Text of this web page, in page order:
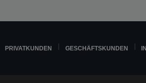
PRIVATKUNDEN GESCHÄFTSKUNDEN